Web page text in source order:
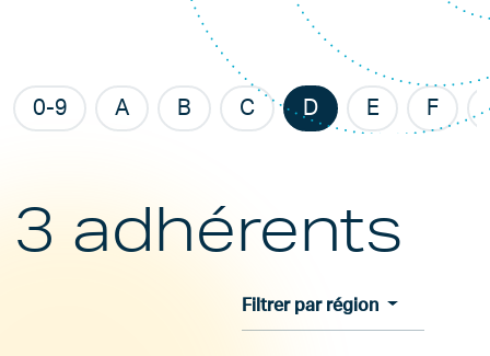
0-9 A B C D E F
3 adhérents
Filtrer par région